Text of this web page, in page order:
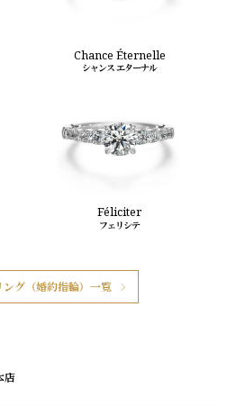
Chance Éternelle
シャンス エターナル
Féliciter
フェリシテ
ング（婚約指輪）一覧
店